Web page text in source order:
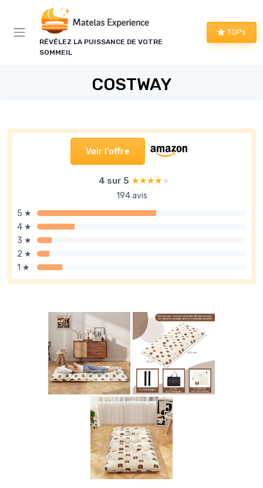
RÉVÉLEZ LA PUISSANCE DE VOTRE
SOMMEIL
TOPs
COSTWAY
Voir l'offre
4 sur 5 ★★★★★
★★★★★
194 avis
5 ★
4 ★
3 ★
2 ★
1 ★
Panneau de gestion des cookies